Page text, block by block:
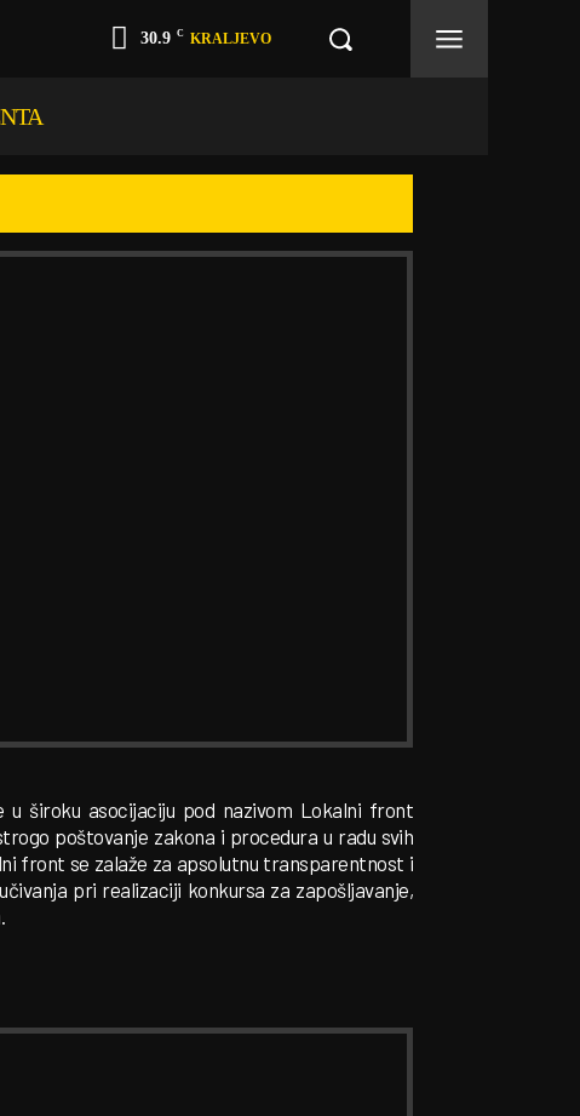
30.9 C KRALJEVO
u široku asocijaciju pod nazivom Lokalni front
poštovanje zakona i procedura u radu svih
front se zalaže za apsolutnu transparentnost i
pri realizaciji konkursa za zapošljavanje,